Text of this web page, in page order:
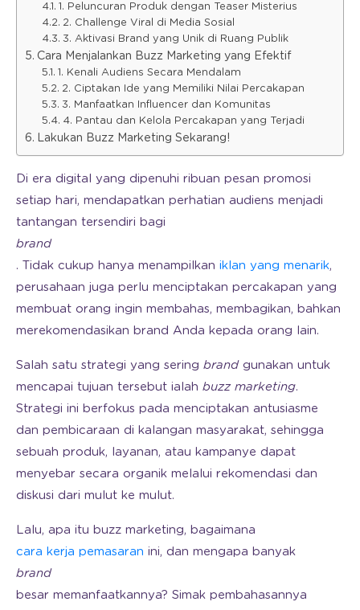
1. Peluncuran Produk dengan Teaser Misterius
2. Challenge Viral di Media Sosial
3. Aktivasi Brand yang Unik di Ruang Publik
Cara Menjalankan Buzz Marketing yang Efektif
1. Kenali Audiens Secara Mendalam
2. Ciptakan Ide yang Memiliki Nilai Percakapan
3. Manfaatkan Influencer dan Komunitas
4. Pantau dan Kelola Percakapan yang Terjadi
Lakukan Buzz Marketing Sekarang!
Di era digital yang dipenuhi ribuan pesan promosi
setiap hari, mendapatkan perhatian audiens menjadi
tantangan tersendiri bagi
brand
. Tidak cukup hanya menampilkan iklan yang menarik,
perusahaan juga perlu menciptakan percakapan yang
membuat orang ingin membahas, membagikan, bahkan
merekomendasikan brand Anda kepada orang lain.
Salah satu strategi yang sering brand gunakan untuk
mencapai tujuan tersebut ialah buzz marketing.
Strategi ini berfokus pada menciptakan antusiasme
dan pembicaraan di kalangan masyarakat, sehingga
sebuah produk, layanan, atau kampanye dapat
menyebar secara organik melalui rekomendasi dan
diskusi dari mulut ke mulut.
Lalu, apa itu buzz marketing, bagaimana
cara kerja pemasaran ini, dan mengapa banyak
brand
besar memanfaatkannya? Simak pembahasannya